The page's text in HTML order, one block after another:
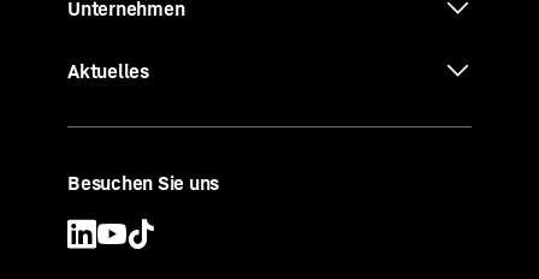
Unternehmen
Aktuelles
Besuchen Sie uns